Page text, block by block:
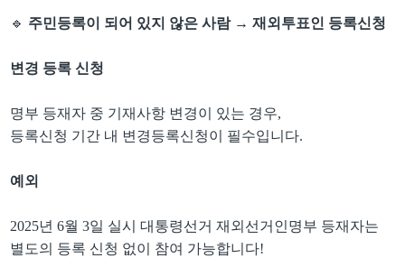
🔹 주민등록이 되어 있지 않은 사람 →재외투표인 등록신청
변경 등록 신청
명부 등재자 중 기재사항 변경이 있는 경우,
등록신청 기간 내 변경등록신청이 필수입니다.
예외
2025년6월3일 실시 대통령선거 재외선거인명부 등재자는
별도의 등록 신청 없이 참여 가능합니다!